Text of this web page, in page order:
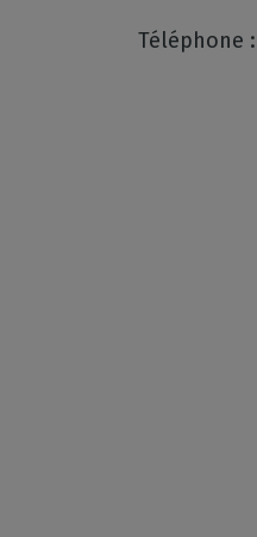
Téléphone :